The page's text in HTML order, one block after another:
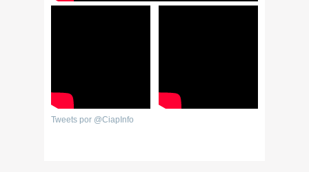
Tweets por @CiapInfo